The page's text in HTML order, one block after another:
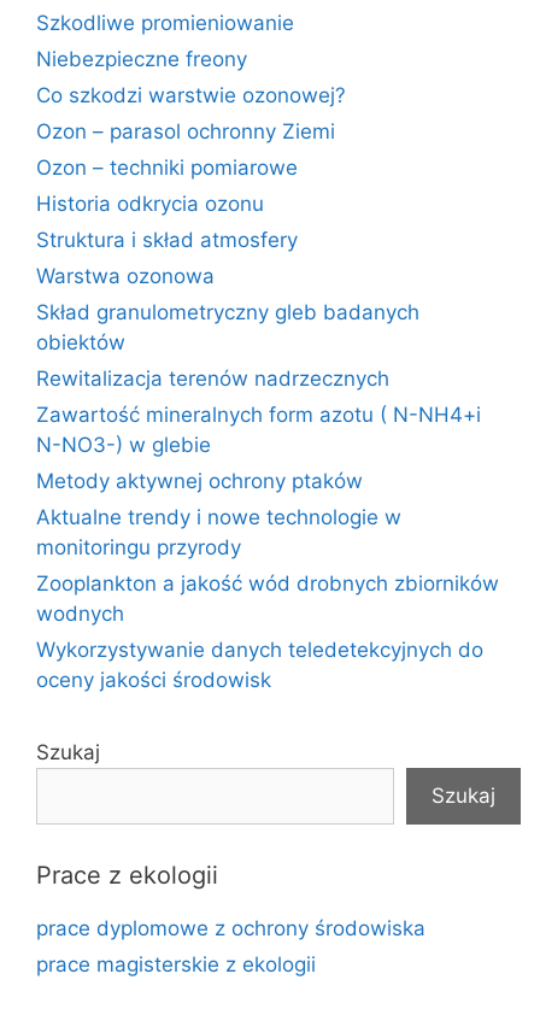
Szkodliwe promieniowanie
Niebezpieczne freony
Co szkodzi warstwie ozonowej?
Ozon – parasol ochronny Ziemi
Ozon – techniki pomiarowe
Historia odkrycia ozonu
Struktura i skład atmosfery
Warstwa ozonowa
Skład granulometryczny gleb badanych
obiektów
Rewitalizacja terenów nadrzecznych
Zawartość mineralnych form azotu ( N-NH4+i
N-NO3-) w glebie
Metody aktywnej ochrony ptaków
Aktualne trendy i nowe technologie w
monitoringu przyrody
Zooplankton a jakość wód drobnych zbiorników
wodnych
Wykorzystywanie danych teledetekcyjnych do
oceny jakości środowisk
Szukaj
Szukaj
Prace z ekologii
prace dyplomowe z ochrony środowiska
prace magisterskie z ekologii